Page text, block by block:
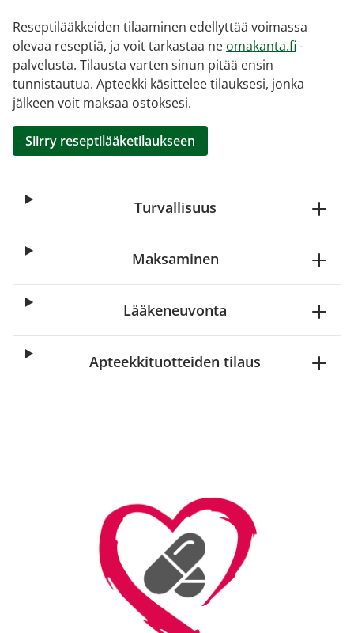
Reseptilääkkeiden tilaaminen edellyttää voimassa
olevaa reseptiä, ja voit tarkastaa ne omakanta.fi -
palvelusta. Tilausta varten sinun pitää ensin
tunnistautua. Apteekki käsittelee tilauksesi, jonka
jälkeen voit maksaa ostoksesi.
Siirry reseptilääketilaukseen
Turvallisuus
Maksaminen
Lääkeneuvonta
Apteekkituotteiden tilaus